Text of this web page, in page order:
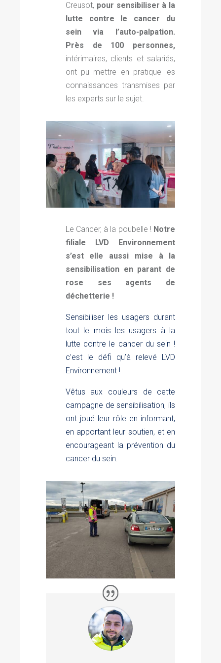
Creusot, pour sensibiliser à la
lutte contre le cancer du
sein via l’auto-palpation.
Près de 100 personnes,
intérimaires, clients et salariés,
ont pu mettre en pratique les
connaissances transmises par
les experts sur le sujet.
Le Cancer, à la poubelle ! Notre
filiale LVD Environnement
s’est elle aussi mise à la
sensibilisation en parant de
rose ses agents de
déchetterie !
Sensibiliser les usagers durant
tout le mois les usagers à la
lutte contre le cancerdu sein !
c’est le défi qu’à relevé LVD
Environnement !
Vêtus aux couleurs de cette
campagne de sensibilisation, ils
ont joué leur rôle en informant,
en apportant leur soutien, et en
encourageant la prévention du
cancer du sein.